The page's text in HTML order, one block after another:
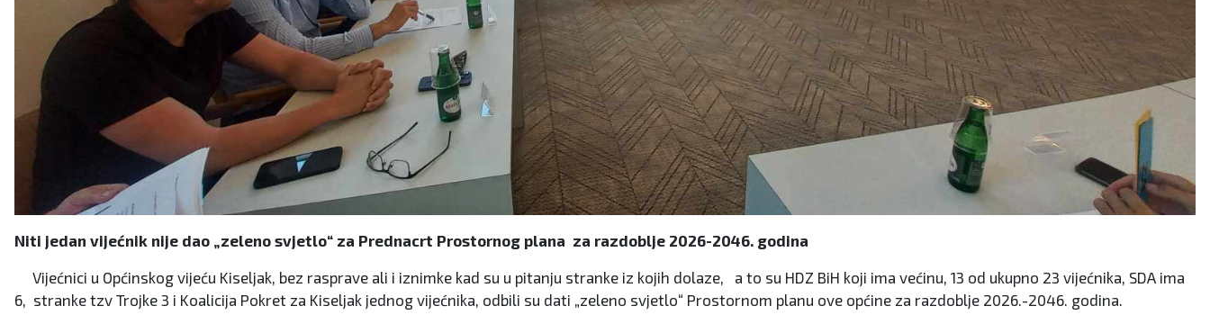
Niti jedan vijećnik nije dao „zeleno svjetlo“ za Prednacrt Prostornog plana za razdoblje 2026-2046. godina
Vijećnici u Općinskog vijeću Kiseljak, bez rasprave ali i iznimke kad su u pitanju stranke iz kojih dolaze, a to su HDZ BiH koji ima većinu, 13 od ukupno 23 vijećnika, SDA ima
6, stranke tzv Trojke 3 i Koalicija Pokret za Kiseljak jednog vijećnika, odbili su dati „zeleno svjetlo“ Prostornom planu ove općine za razdoblje 2026.-2046. godina.